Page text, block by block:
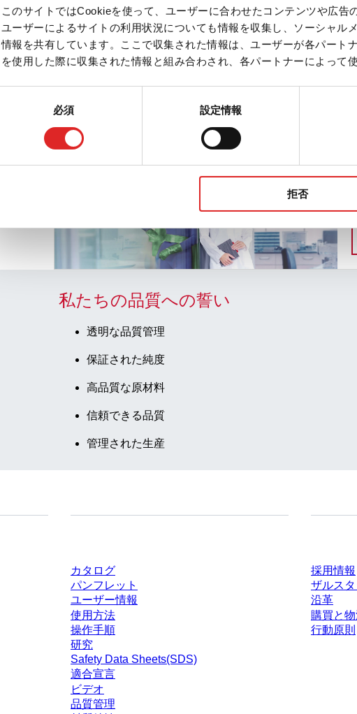
このサイトではCookieを使って、ユーザーに合わせたコンテンツや広告
ユーザーによるサイトの利用状況についても情報を収集し、ソーシャル
情報を共有しています。ここで収集された情報は、ユーザーが各パート
を使用した際に収集された情報と組み合わされ、各パートナーによって
必須 設定情報
拒否
関連ページ
私たちの品質への誓い
透明な品質管理
保証された純度
高品質な原材料
信頼できる品質
管理された生産
カタログ
パンフレット
ユーザー情報
使用方法
操作手順
研究
Safety Data Sheets(SDS)
適合宣言
ビデオ
品質管理
採用情報
ザルス
沿革
購買と
行動原則